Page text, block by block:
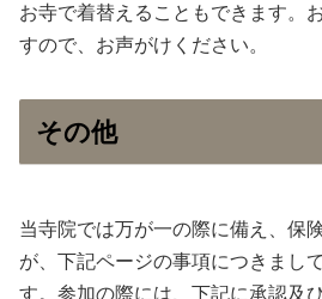
お寺で着替えることもできます。
すので、お声がけください。
その他
当寺院では万が一の際に備え、保
が、下記ページの事項につきまし
す。参加の際には、下記に承認及